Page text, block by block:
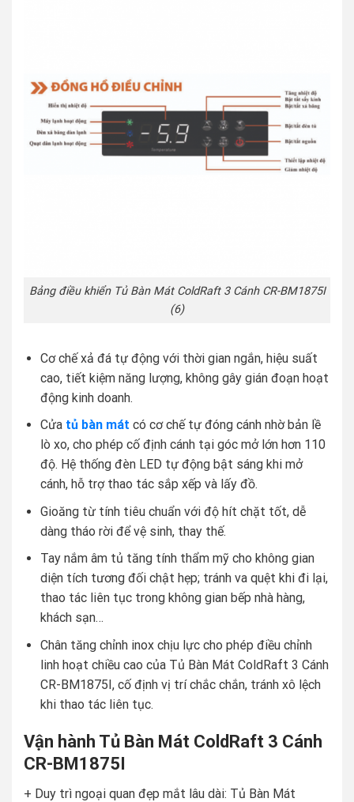
Bảng điều khiển Tủ Bàn Mát ColdRaft 3 Cánh CR-BM1875I
(6)
Cơ chế xả đá tự động với thời gian ngắn, hiệu suất
cao, tiết kiệm năng lượng, không gây gián đoạn hoạt
động kinh doanh.
Cửa tủ bàn mát có cơ chế tự đóng cánh nhờ bản lề
lò xo, cho phép cố định cánh tại góc mở lớn hơn 110
độ. Hệ thống đèn LED tự động bật sáng khi mở
cánh, hỗ trợ thao tác sắp xếp và lấy đồ.
Gioăng từ tính tiêu chuẩn với độ hít chặt tốt, dễ
dàng tháo rời để vệ sinh, thay thế.
Tay nắm âm tủ tăng tính thẩm mỹ cho không gian
diện tích tương đối chật hẹp; tránh va quệt khi đi lại,
thao tác liên tục trong không gian bếp nhà hàng,
khách sạn…
Chân tăng chỉnh inox chịu lực cho phép điều chỉnh
linh hoạt chiều cao của Tủ Bàn Mát ColdRaft 3 Cánh
CR-BM1875I, cố định vị trí chắc chắn, tránh xô lệch
khi thao tác liên tục.
Vận hành Tủ Bàn Mát ColdRaft 3 Cánh
CR-BM1875I
+ Duy trì ngoại quan đẹp mắt lâu dài: Tủ Bàn Mát